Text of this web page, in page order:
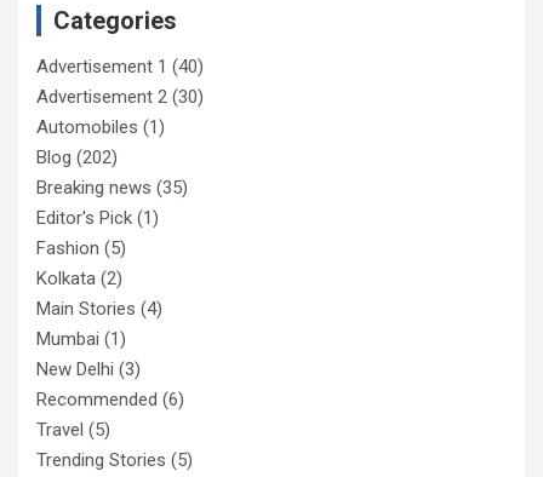
Categories
Advertisement 1 (40)
Advertisement 2 (30)
Automobiles (1)
Blog (202)
Breaking news (35)
Editor's Pick (1)
Fashion (5)
Kolkata (2)
Main Stories (4)
Mumbai (1)
New Delhi (3)
Recommended (6)
Travel (5)
Trending Stories (5)